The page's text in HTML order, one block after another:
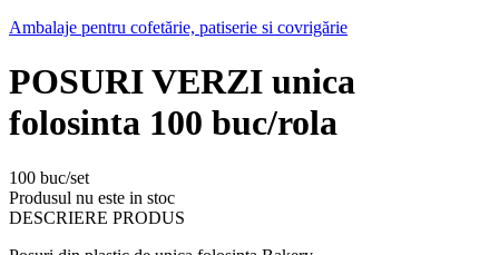
Ambalaje pentru cofetărie, patiserie si covrigărie
POSURI VERZI unica
folosinta 100 buc/rola
100 buc/set
Produsul nu este in stoc
DESCRIERE PRODUS